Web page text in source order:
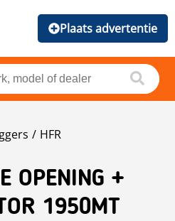
Plaats advertentie
HFR
OPENING +
1950MT